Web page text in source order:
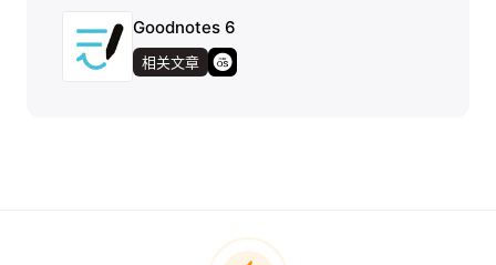
Goodnotes 6
相关文章